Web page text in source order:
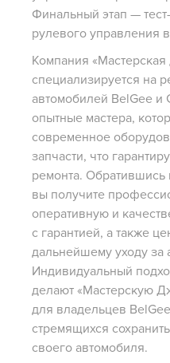
Финальный этап —
рулевого управления
Компания
специализируется на
автомобилей BelGee и
опытные мастера,
современное
запчасти, что
ремонта.
вы получите
оперативную и
с гарантией, а также
дальнейшему уходу за
Индивидуальный
делают «Мастерскую
для владельцев
стремящихся
своего автомобиля.